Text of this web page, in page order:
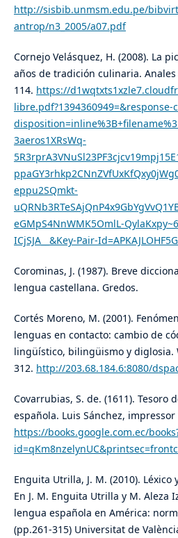
http://sisbib.unmsm.edu.pe/
antrop/n3_2005/a07.pdf
Cornejo Velásquez, H. (2008). La
años de tradición culinaria. Anales
114. https://
libre.pdf?1394360949=&response-
3aeros1XRsWq-
eppu2SQmkt-
eGMpS4NnWMK5OmlL-
ICjSJA__&Key-Pair-
Corominas, J. (1987). Breve
lengua castellana. Gredos.
Cortés Moreno, M. (2001).
lenguas en contacto: cambio de
lingüístico, bilingüismo y diglosia.
312. http://203.68.184.6:8080/
Covarrubias, S. de. (1611). Tesoro
española. Luis Sánchez, impressor
https://books.google.com.ec/
Enguita Utrilla, J. M. (2010).
En J. M. Enguita Utrilla y M. Aleza
lengua española en América:
(pp.261-315) Universitat de